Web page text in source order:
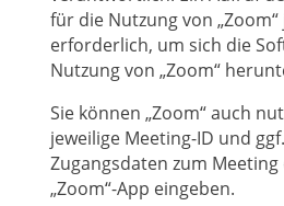
für die Nutzung von
erforderlich, um sich die
Nutzung von „Zoom“
Sie können „Zoom“ auch
jeweilige Meeting-ID und
Zugangsdaten zum
„Zoom“-App eingeben.